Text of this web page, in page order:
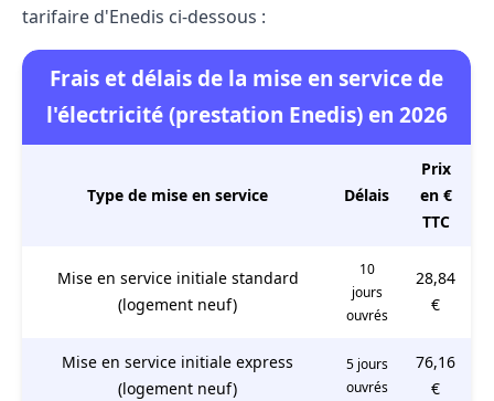
tarifaire d'Enedis ci-dessous :
Frais et délais de la mise en service de
l'électricité (prestation Enedis) en 2026
Type de mise en service Délais
Prix
en €
TTC
Mise en service initiale standard
(logement neuf)
10
jours
ouvrés
28,84
€
Mise en service initiale express
(logement neuf)
5 jours
ouvrés
76,16
€